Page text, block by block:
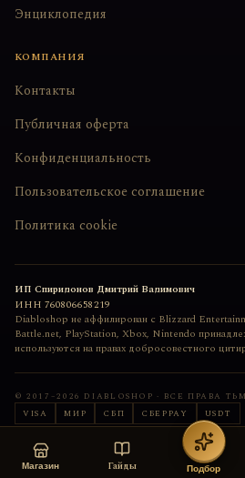
Энциклопедия
КОМПАНИЯ
Контакты
Публичная оферта
Конфиденциальность
Пользовательское соглашение
Политика cookie
ИП Спиридонов Дмитрий Вадимович
ИНН 760806658219
Diabloshop не аффилирован с Blizzard
Battle.net, PlayStation, Xbox, Nintendo
используются на правах добросовестного
© 2017–2026 DIABLOSHOP · ВСЕ ПРАВА
VISA
МИР СБП СБЕРPAY USDT
Сайт сделан с любовью
Магазин Гайды Подбор